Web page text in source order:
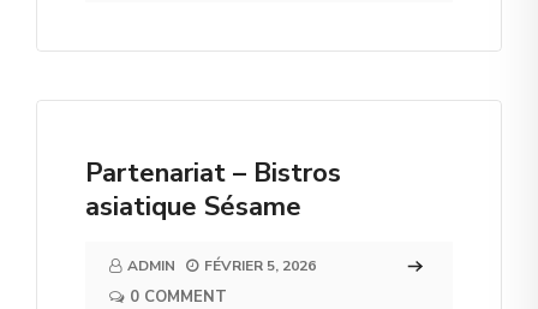
Partenariat – Bistros
asiatique Sésame
ADMIN FÉVRIER 5, 2026
0 COMMENT